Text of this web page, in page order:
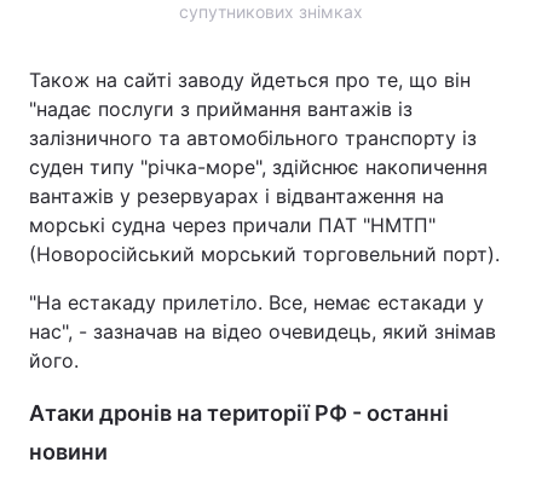
Тема оформлення
супутникових знімках
Також на сайті заводу йдеться про те, що він
"надає послуги з приймання вантажів із
залізничного та автомобільного транспорту із
суден типу "річка-море", здійснює накопичення
вантажів у резервуарах і відвантаження на
морські судна через причали ПАТ "НМТП"
(Новоросійський морський торговельний порт).
"На естакаду прилетіло. Все, немає естакади у
нас", - зазначав на відео очевидець, який знімав
його.
Атаки дронів на території РФ - останні
новини